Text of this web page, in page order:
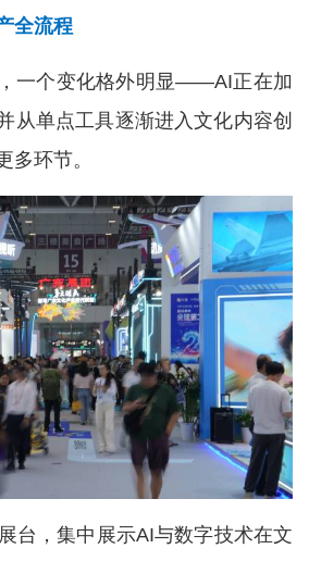
全流程
一个变化格外明显——AI正在加
从单点工具逐渐进入文化内容创
多环节。
台，集中展示AI与数字技术在文